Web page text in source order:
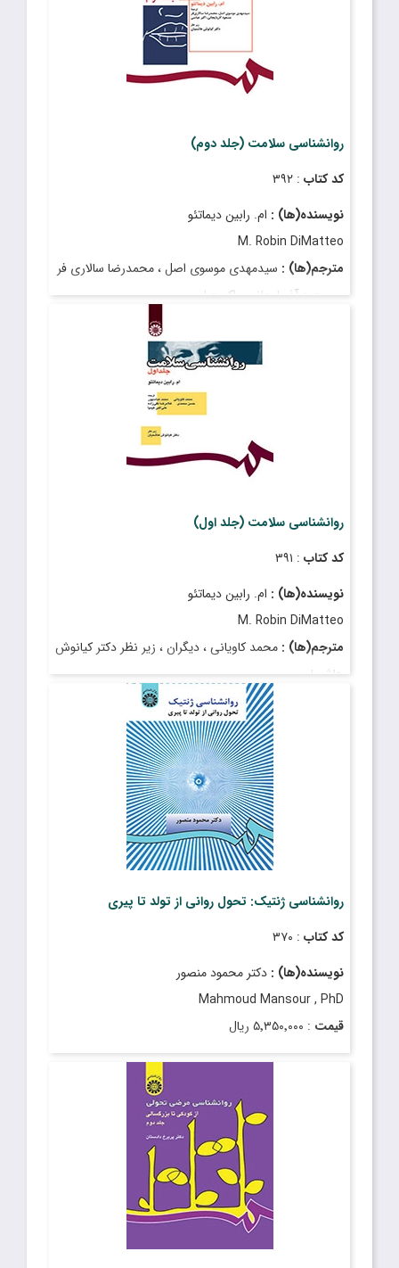
روانشناسی سلامت (جلد دوم)
کد کتاب : ۳۹۲
نویسنده(ها) : ام. رابین دیماتئو
M. Robin DiMatteo
مترجم(ها) : سیدمهدی موسوی اصل ، محمدرضا سالاری فر
، مسعود آذربایجانی ، اکبر عباسی
: آذر ۱۴۰۲
روانشناسی سلامت (جلد اول)
کد کتاب : ۳۹۱
نویسنده(ها) : ام. رابین دیماتئو
M. Robin DiMatteo
مترجم(ها) : محمد کاویانی ، دیگران ، زیر نظر دکتر کیانوش
هاشمیان
Kianoosh Hashemian , PhD
: خرداد ۱۴۰۴
روانشناسی ژنتیک: تحول روانی از تولد تا پیری
کد کتاب : ۳۷۰
نویسنده(ها) : دکتر محمود منصور
Mahmoud Mansour , PhD
قیمت : ۵٬۳۵۰٬۰۰۰ ریال
: مرداد ۱۴۰۴